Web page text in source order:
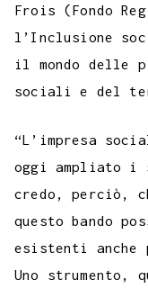
Frois (Fondo
l’Inclusione
il mondo delle
sociali e del
“L’impresa
oggi ampliato i
credo, perciò,
questo bando
esistenti anche
Uno